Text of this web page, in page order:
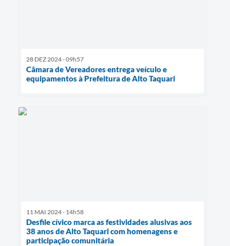
28 DEZ 2024 - 09h57
Câmara de Vereadores entrega veículo e
equipamentos à Prefeitura de Alto Taquari
11 MAI 2024 - 14h58
Desfile cívico marca as festividades alusivas aos
38 anos de Alto Taquari com homenagens e
participação comunitária